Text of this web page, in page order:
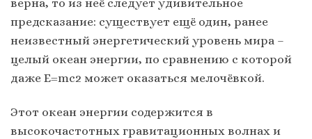
верна, то из неё следует удивительное
предсказание: существует ещё один, ранее
неизвестный энергетический уровень мира –
целый океан энергии, по сравнению с которой
даже E=mc2 может оказаться мелочёвкой.
Этот океан энергии содержится в
высокочастотных гравитационных волнах и